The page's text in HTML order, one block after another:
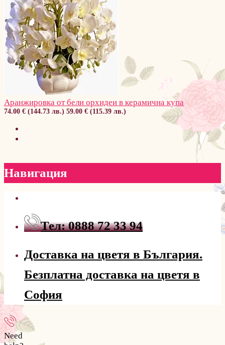
Аранжировка от бели орхидеи в керамична купа
74.00 € (144.73 лв.) 59.00 € (115.39 лв.)
Навигация
Тел: 0888 72 33 94
Доставка на цветя в България.
Безплатна доставка на цветя в
София
Need